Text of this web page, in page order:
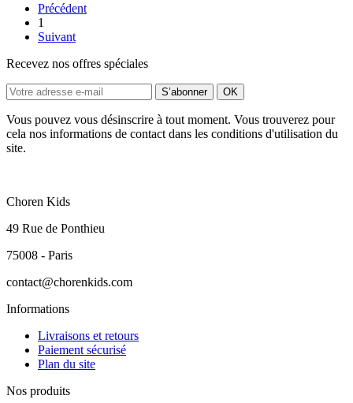
Précédent
1
Suivant
Recevez nos offres spéciales
Vous pouvez vous désinscrire à tout moment. Vous trouverez pour
cela nos informations de contact dans les conditions d'utilisation du
site.
Choren Kids
49 Rue de Ponthieu
75008 - Paris
contact@chorenkids.com
Informations
Livraisons et retours
Paiement sécurisé
Plan du site
Nos produits